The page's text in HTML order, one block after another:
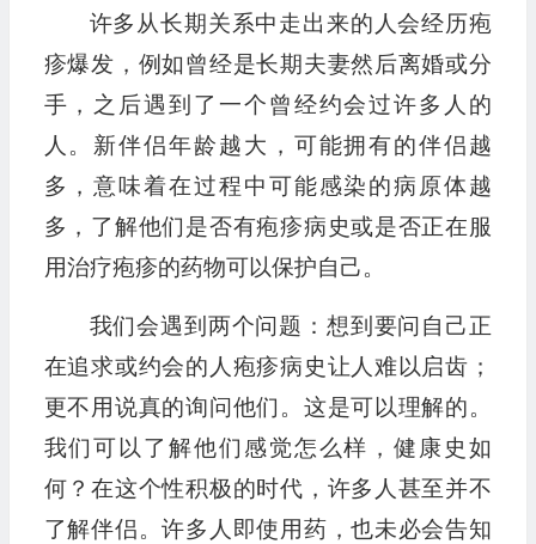
许多从长期关系中走出来的人会经历疱
疹爆发，例如曾经是长期夫妻然后离婚或分
手，之后遇到了一个曾经约会过许多人的
人。新伴侣年龄越大，可能拥有的伴侣越
多，意味着在过程中可能感染的病原体越
多，了解他们是否有疱疹病史或是否正在服
用治疗疱疹的药物可以保护自己。
我们会遇到两个问题：想到要问自己正
在追求或约会的人疱疹病史让人难以启齿；
更不用说真的询问他们。这是可以理解的。
我们可以了解他们感觉怎么样，健康史如
何？在这个性积极的时代，许多人甚至并不
了解伴侣。许多人即使用药，也未必会告知